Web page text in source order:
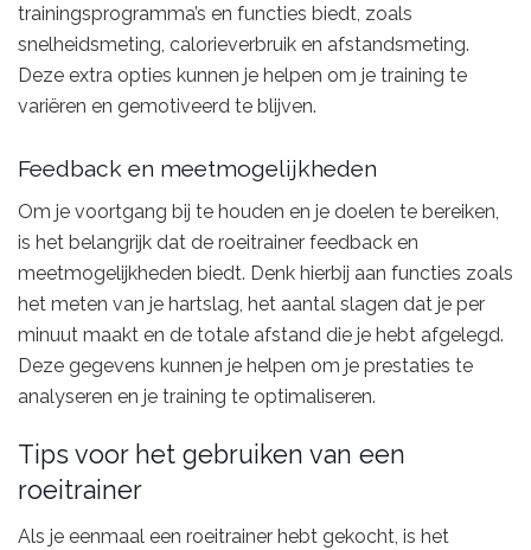
trainingsprogramma’s en functies biedt, zoals
snelheidsmeting, calorieverbruik en afstandsmeting.
Deze extra opties kunnen je helpen om je training te
variëren en gemotiveerd te blijven.
Feedback en meetmogelijkheden
Om je voortgang bij te houden en je doelen te bereiken,
is het belangrijk dat de roeitrainer feedback en
meetmogelijkheden biedt. Denk hierbij aan functies zoals
het meten van je hartslag, het aantal slagen dat je per
minuut maakt en de totale afstand die je hebt afgelegd.
Deze gegevens kunnen je helpen om je prestaties te
analyseren en je training te optimaliseren.
Tips voor het gebruiken van een
roeitrainer
Als je eenmaal een roeitrainer hebt gekocht, is het